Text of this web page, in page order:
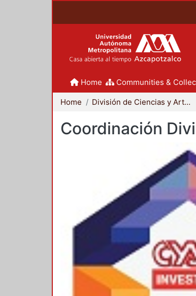
Home Communities &
Home División de Ciencias y Artes para el Diseño
Coordinación